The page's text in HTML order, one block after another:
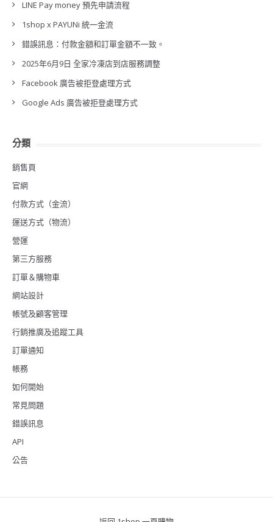
LINE Pay money 預先申請流程
1shop x PAYUNi 統一金流
錯誤訊息：付款金額和訂單金額不一致。
2025年6月9日 全家冷凍店到店服務調整
Facebook 廣告被拒登處理方式
Google Ads 廣告被拒登處理方式
分類
銷售頁
官網
付款方式（金流）
運送方式（物流）
營運
第三方服務
訂單＆購物車
網站設計
帳號及顧客管理
行銷推廣及追蹤工具
訂單通知
帳務
如何開始
常見問題
錯誤訊息
API
公告